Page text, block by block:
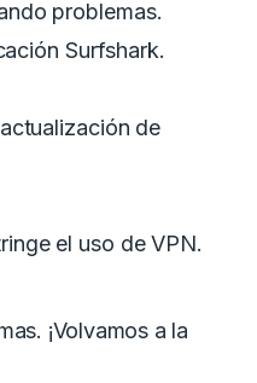
problemas.
Surfshark.
de
el uso de VPN.
¡Volvamos a la